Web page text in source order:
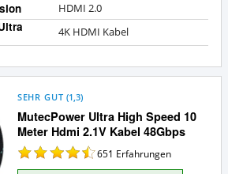
HDMI 2.0
4K HDMI Kabel
MutecPower Ultra High Speed 10
Meter Hdmi 2.1V Kabel 48Gbps
SEHR GUT (1,3)
651 Erfahrungen